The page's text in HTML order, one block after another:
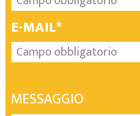
E-MAIL*
MESSAGGIO